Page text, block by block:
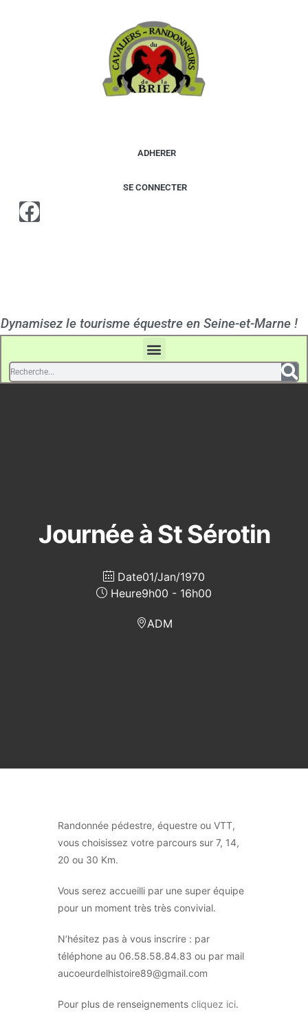
ADHERER
SE CONNECTER
Dynamisez le tourisme équestre en Seine-et-Marne !
Journée à St Sérotin
Date01/Jan/1970
Heure9h00 - 16h00
ADM
Randonnée pédestre, équestre ou VTT,
vous choisissez votre parcours sur 7, 14,
20 ou 30 Km.
Vous serez accueilli par une super équipe
pour un moment très très convivial.
N’hésitez pas à vous inscrire : par
téléphone au 06.58.58.84.83 ou par mail
aucoeurdelhistoire89@gmail.com
Pour plus de renseignements cliquez ici.